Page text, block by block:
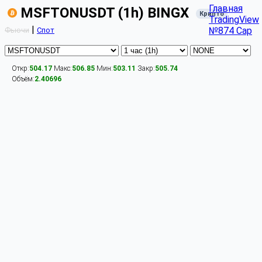
MSFTONUSDT (1h) BINGX Крипто
Фьючи | Спот
Главная
TradingView
№874 Cap
Откр:504.17 Макс:506.85 Мин:503.11 Закр:505.74
Объём:2.40696